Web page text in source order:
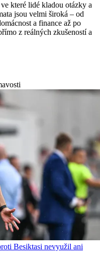
které lidé kladou otázky a
jsou velmi široká – od
a finance až po
z reálných zkušeností a
Besiktasi nevyužil ani